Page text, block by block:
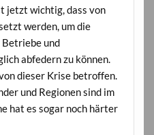
jetzt wichtig, dass von
werden, um die
und
abfedern zu können.
dieser Krise betroffen.
und Regionen sind im
hat es sogar noch härter